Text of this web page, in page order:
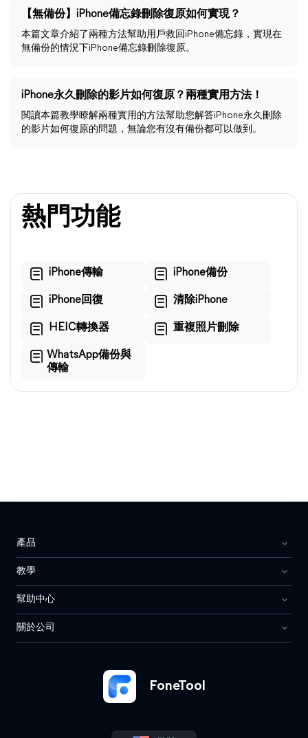
【無備份】iPhone備忘錄刪除復原如何實現？
本篇文章介紹了兩種方法幫助用戶救回iPhone備忘錄，實現在
無備份的情況下iPhone備忘錄刪除復原。
iPhone永久刪除的影片如何復原？兩種實用方法！
閲讀本篇教學瞭解兩種實用的方法幫助您解答iPhone永久刪除
的影片如何復原的問題，無論您有沒有備份都可以做到。
熱門功能
iPhone傳輸 iPhone備份
iPhone回復 清除iPhone
HEIC轉換器 重複照片刪除
WhatsApp備份與
傳輸
FoneTool
產品
教學
幫助中心
關於公司